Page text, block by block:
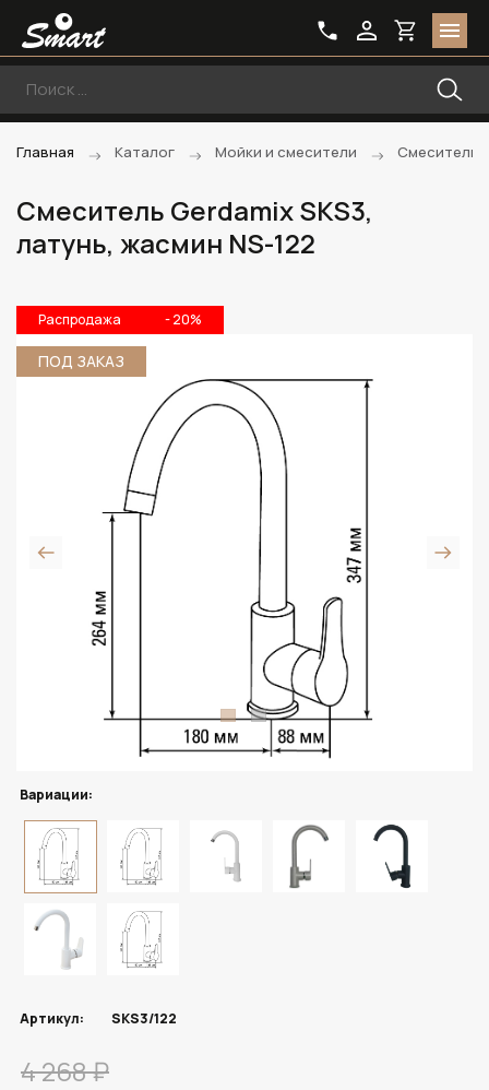
Главная Каталог Мойки и смесители Смесители
Смеситель Gerdamix SKS3,
латунь, жасмин NS-122
Распродажа - 20%
ПОД ЗАКАЗ
Вариации:
Артикул: SKS3/122
4 268 ₽